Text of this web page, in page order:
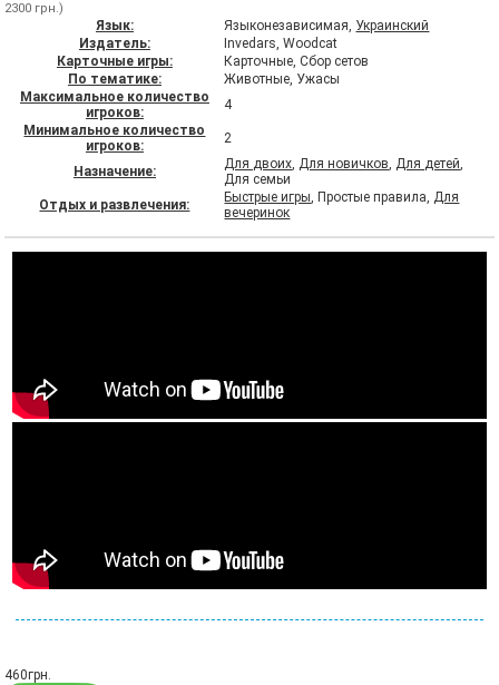
2300 грн.)
Язык: Языконезависимая, Украинский
Издатель:
Invedars, Woodcat
Карточные игры:
Карточные, Сбор сетов
По тематике:
Животные, Ужасы
Максимальное количество
игроков:
4
Минимальное количество
игроков:
2
Назначение: Для двоих,Для новичков,Для детей,
Для семьи
Отдых и развлечения:
Быстрые игры, Простые правила,Для
вечеринок
460грн.